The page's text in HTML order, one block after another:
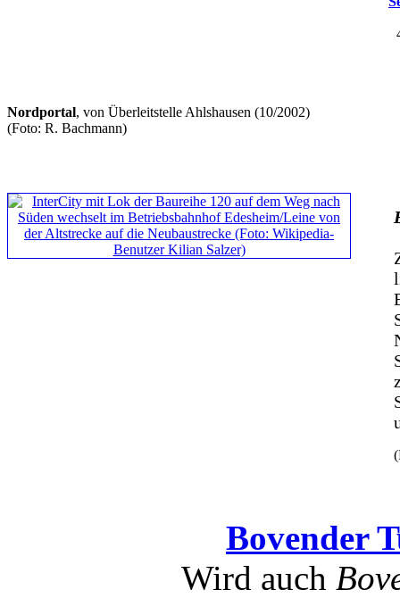
Nordportal, von Überleitstelle Ahlshausen (10/2002)
(Foto: R. Bachmann)
Bovender
Wird auch